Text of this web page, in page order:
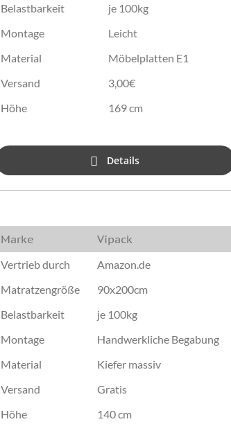
Belastbarkeit
je 100kg
Montage
Leicht
Material
Möbelplatten E1
Versand
3,00€
Höhe
169 cm
Details
Marke Vipack
Vertrieb durch
Amazon.de
Matratzengröße
90x200cm
Belastbarkeit
je 100kg
Montage
Handwerkliche Begabung
Material
Kiefer massiv
Versand
Gratis
Höhe
140 cm